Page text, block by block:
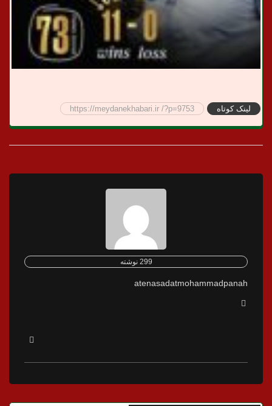
لینک کوتاه https://meydanekhabari.ir /?p=9753
299 نوشته
atenasadatmohammadpanah